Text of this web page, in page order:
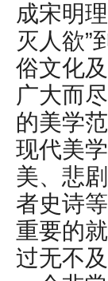
成宋明
灭人欲”
俗文化
广大而
的美学
现代美
美、悲
者史诗
重要的
过无不